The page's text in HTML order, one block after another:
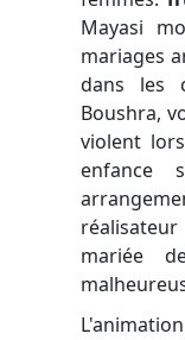
Mayasi
mariages
dans les
Boushra,
violent
enfance
mariée